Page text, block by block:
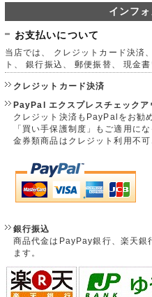
インフ
お支払いについて
当店では、 クレジットカード決済
ト、 銀行振込、 郵便振替、 現金
クレジットカード決済
PayPal エクスプレスチェックア
クレジット決済もPayPalをお勧
「買い手保護制度」もご適用に
金券類商品はクレジット利用不可
銀行振込
商品代金はPayPay銀行、楽天銀
ます。